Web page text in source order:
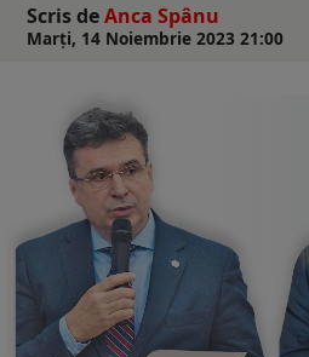
Scris deAnca Spânu
Marți, 14 Noiembrie 2023 21:00